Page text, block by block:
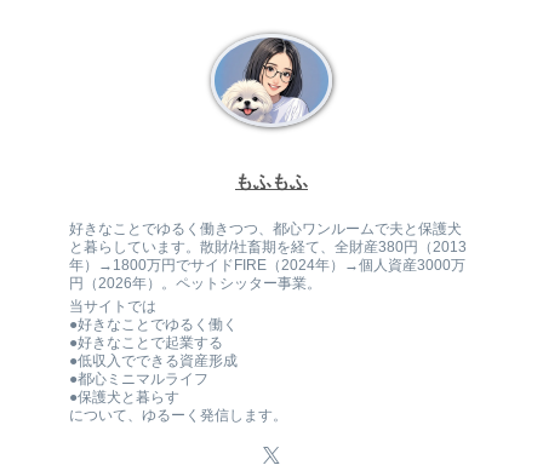
もふもふ
好きなことでゆるく働きつつ、都心ワンルームで夫と保護犬
と暮らしています。散財/社畜期を経て、全財産380円（2013
年）→1800万円でサイドFIRE（2024年）→個人資産3000万
円（2026年）。ペットシッター事業。
当サイトでは
●好きなことでゆるく働く
●好きなことで起業する
●低収入でできる資産形成
●都心ミニマルライフ
●保護犬と暮らす
について、ゆるーく発信します。